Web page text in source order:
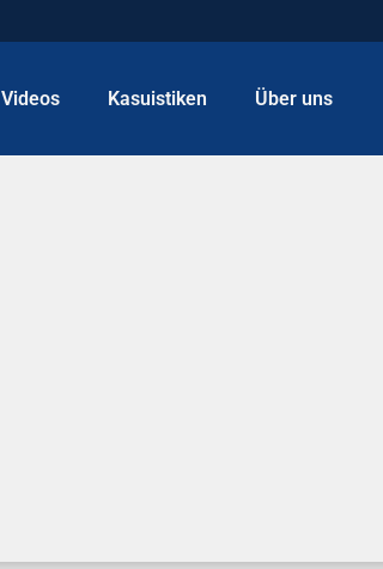
Videos Kasuistiken Über uns